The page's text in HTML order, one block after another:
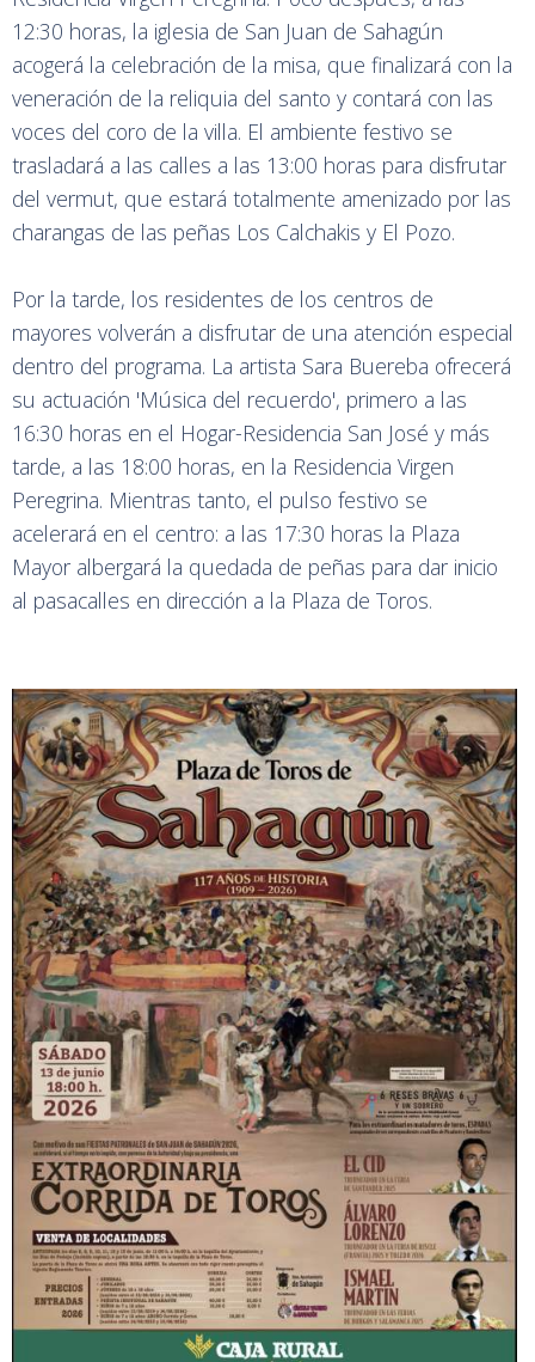
12:30 horas, la iglesia de San Juan de Sahagún
acogerá la celebración de la misa, que finalizará con la
veneración de la reliquia del santo y contará con las
voces del coro de la villa. El ambiente festivo se
trasladará a las calles a las 13:00 horas para disfrutar
del vermut, que estará totalmente amenizado por las
charangas de las peñas Los Calchakis y El Pozo.
Por la tarde, los residentes de los centros de
mayores volverán a disfrutar de una atención especial
dentro del programa. La artista Sara Buereba ofrecerá
su actuación 'Música del recuerdo', primero a las
16:30 horas en el Hogar-Residencia San José y más
tarde, a las 18:00 horas, en la Residencia Virgen
Peregrina. Mientras tanto, el pulso festivo se
acelerará en el centro: a las 17:30 horas la Plaza
Mayor albergará la quedada de peñas para dar inicio
al pasacalles en dirección a la Plaza de Toros.